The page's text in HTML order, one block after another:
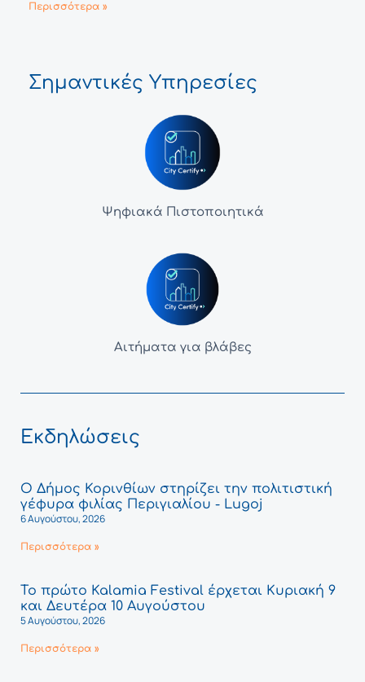
Περισσότερα »
Σημαντικές Υπηρεσίες
Ψηφιακά Πιστοποιητικά
Αιτήματα για βλάβες
Εκδηλώσεις
Ο Δήμος Κορινθίων στηρίζει την πολιτιστική
γέφυρα φιλίας Περιγιαλίου - Lugoj
6 Αυγούστου, 2026
Περισσότερα »
Το πρώτο Kalamia Festival έρχεται Κυριακή 9
και Δευτέρα 10 Αυγούστου
5 Αυγούστου, 2026
Περισσότερα »